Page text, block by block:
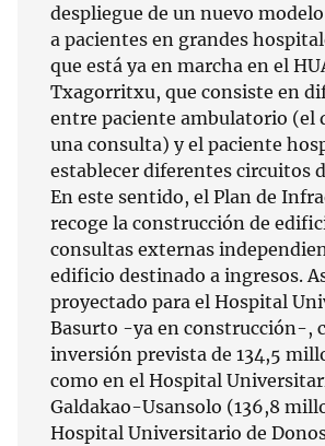
despliegue de un nuevo
a pacientes en grandes
que está ya en marcha en el
Txagorritxu, que consiste en
entre paciente ambulatorio (el
una consulta) y el paciente
establecer diferentes circuitos
En este sentido, el Plan de
recoge la construcción de
consultas externas
edificio destinado a ingresos.
proyectado para el Hospital
Basurto -ya en construcción-,
inversión prevista de 134,5
como en el Hospital
Galdakao-Usansolo (136,8
Hospital Universitario de